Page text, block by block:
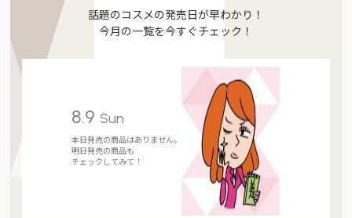
話題のコスメの発売日が早わかり！
今月の一覧を今すぐチェック！
8.9 Sun
本日発売の商品はありません。
明日発売の商品も
チェックしてみて！